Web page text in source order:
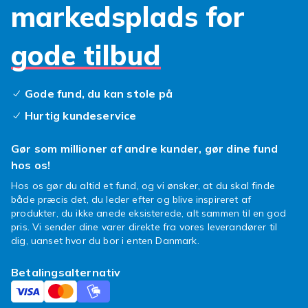
outfit, humør eller særlige lejligheder. Vi har
remme i forskellige materialer som silikone,
klassisk læderrem for et sofistikeret look eller
en sportsrem i farverige nuancer til
hverdagsbrug?
Så hvorfor vente? Køb nu og giv dit Apple
Med vores brede udvalg og gode priser finder
du helt sikkert noget, der passer til dig. Find et
godt køb og oplev hvor nemt og sjovt det er at
forny din stil!
markedsplads for
gode tilbud
Gode fund, du kan stole på
Hurtig kundeservice
Gør som millioner af andre kunder, gør dine fund
hos os!
Hos os gør du altid et fund, og vi ønsker, at du skal finde
både præcis det, du leder efter og blive inspireret af
produkter, du ikke anede eksisterede, alt sammen til en god
pris. Vi sender dine varer direkte fra vores leverandører til
dig, uanset hvor du bor i enten Danmark.
Betalingsalternativ